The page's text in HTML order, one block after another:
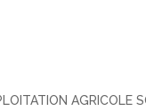
AGRICOLE